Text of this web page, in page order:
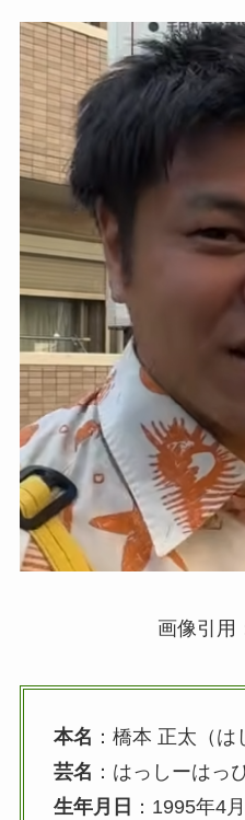
画像引用
本名 ：橋本 正太（は
芸名 ：はっしーはっ
生年月日 ：1995年4